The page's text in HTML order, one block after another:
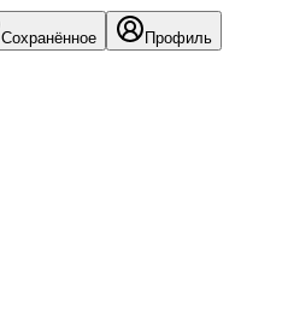
Сохранённое Профиль